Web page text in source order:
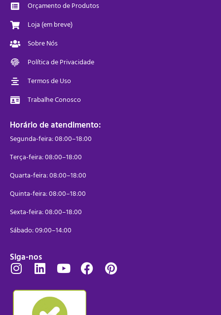
Orçamento de Produtos
Loja (em breve)
Sobre Nós
Política de Privacidade
Termos de Uso
Trabalhe Conosco
Horário de atendimento:
Segunda-feira: 08:00–18:00
Terça-feira: 08:00–18:00
Quarta-feira: 08:00–18:00
Quinta-feira: 08:00–18:00
Sexta-feira: 08:00–18:00
Sábado: 09:00–14:00
Siga-nos